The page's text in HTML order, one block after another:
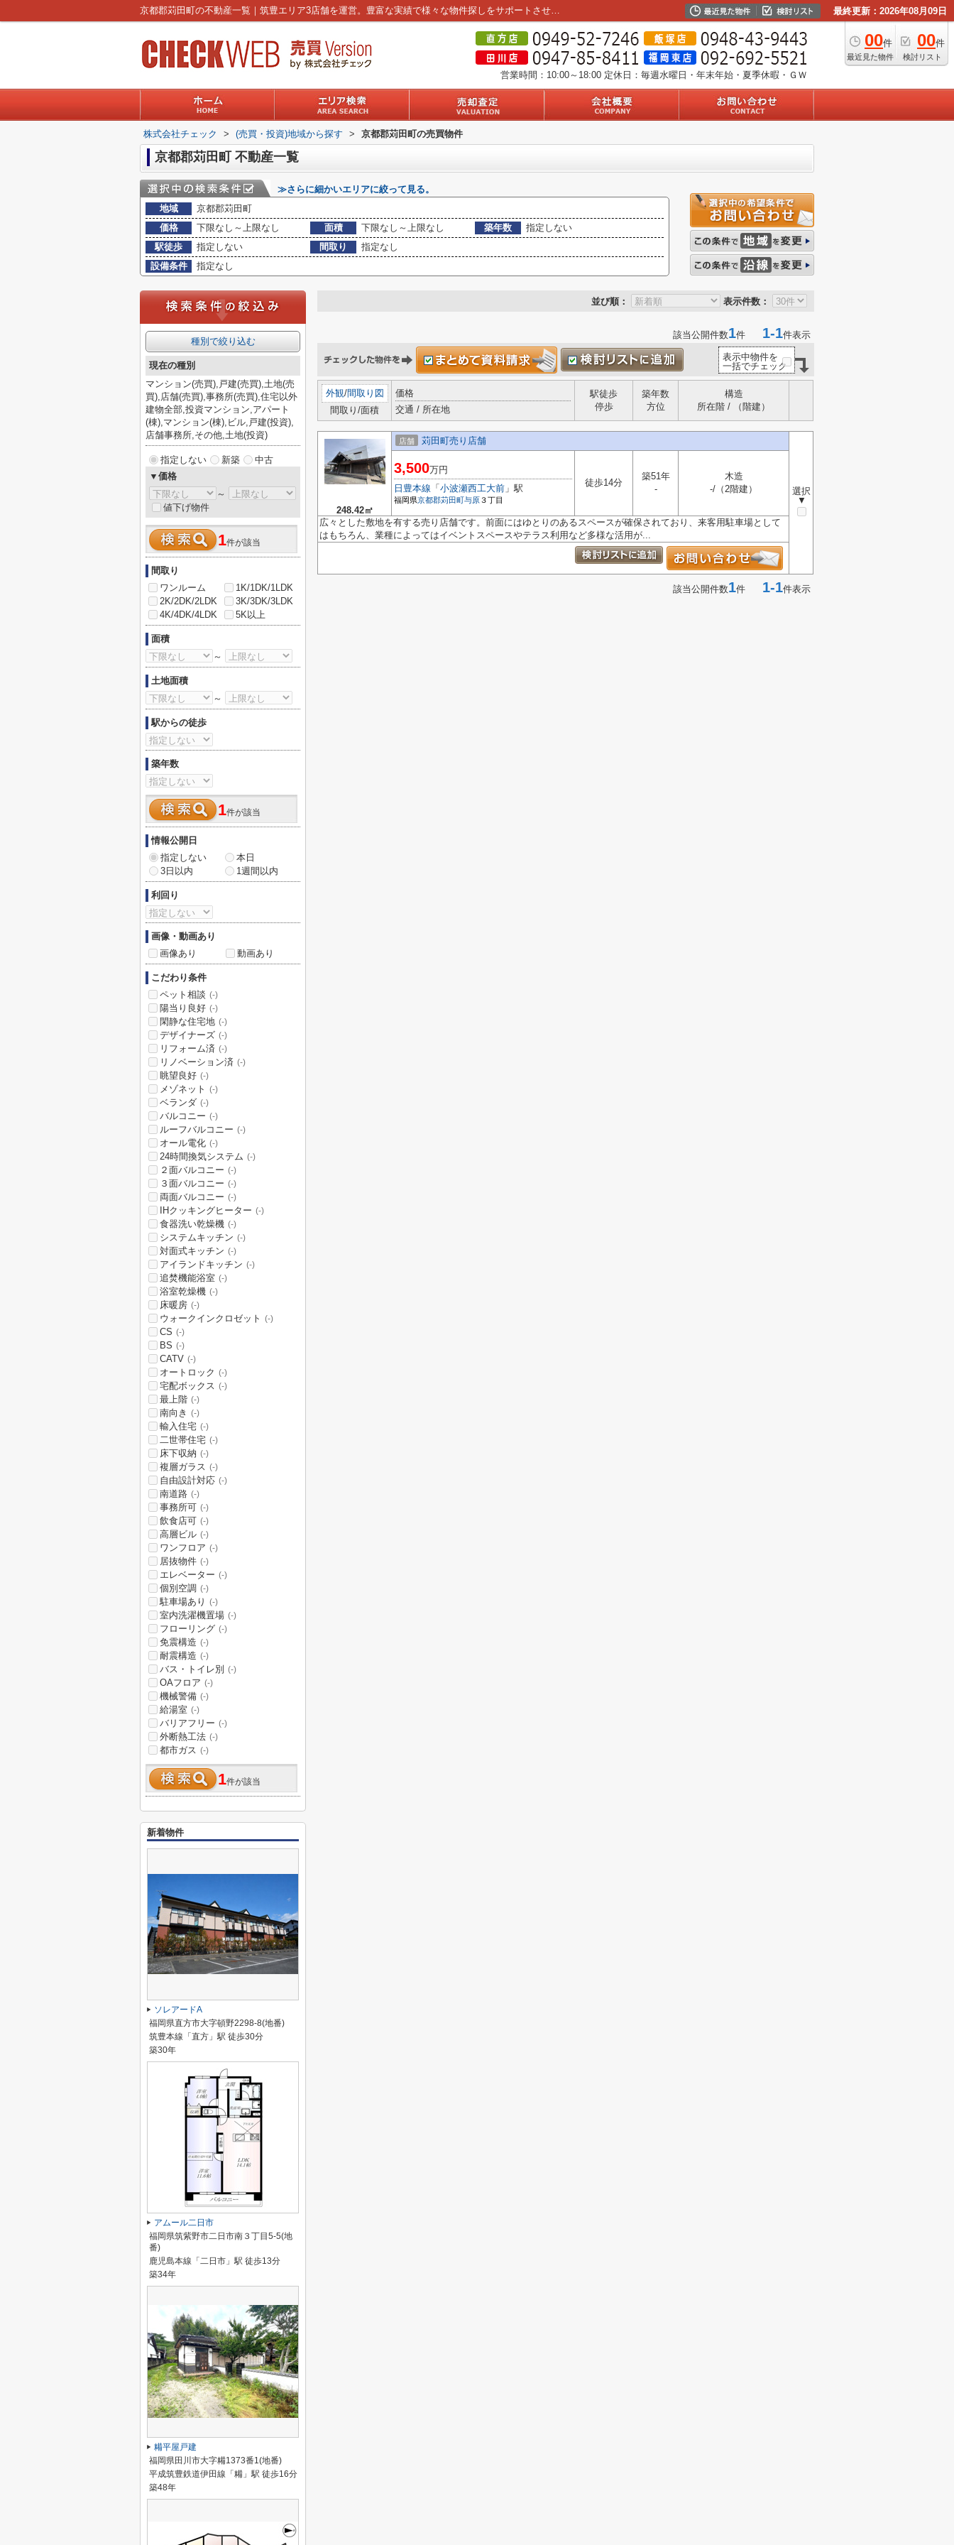
京都郡苅田町の不動産一覧｜筑豊エリア3店舗を運営。豊富な実績で様々な物件探しをサポートさせていただきます。 最終更新：2026年08月09日
00件
最近見た物件
00件
検討リスト
営業時間：10:00～18:00 定休日：毎週水曜日・年末年始・夏季休暇・ＧＷ
株式会社チェック > (売買・投資)地域から探す > 京都郡苅田町の売買物件
京都郡苅田町 不動産一覧
≫さらに細かいエリアに絞って見る。
地域
京都郡苅田町
価格
下限なし～上限なし 面積 下限なし～上限なし 築年数
指定しない
駅徒歩
指定しない 間取り
指定なし
設備条件
指定なし
並び順： 表示件数：
該当公開件数1件 1-1件表示
表示中物件を
一括でチェック
外観/間取り図
間取り/面積
価格
交通 / 所在地
駅徒歩
停歩
築年数
方位
構造
所在階 / （階建）
248.42㎡
店舗 苅田町売り店舗
選択
▼
3,500万円
日豊本線 「 小波瀬西工大前 」駅
福岡県京都郡苅田町与原３丁目
徒歩14分
築51年
-
木造
-/（2階建）
広々とした敷地を有する売り店舗です。前面にはゆとりのあるスペースが確保されており、来客用駐車場として
はもちろん、業種によってはイベントスペースやテラス利用など多様な活用が...
該当公開件数1件 1-1件表示
種別で絞り込む
現在の種別
マンション(売買),戸建(売買),土地(売
買),店舗(売買),事務所(売買),住宅以外
建物全部,投資マンション,アパート
(棟),マンション(棟),ビル,戸建(投資),
店舗事務所,その他,土地(投資)
指定しない 新築
中古
▼価格
～
値下げ物件
1件が該当
間取り
ワンルーム
1K/1DK/1LDK
2K/2DK/2LDK
3K/3DK/3LDK
4K/4DK/4LDK
5K以上
面積
～
土地面積
～
駅からの徒歩
築年数
1件が該当
情報公開日
指定しない
本日
3日以内
1週間以内
利回り
画像・動画あり
画像あり
動画あり
こだわり条件
ペット相談 (-)
陽当り良好 (-)
閑静な住宅地 (-)
デザイナーズ (-)
リフォーム済 (-)
リノベーション済 (-)
眺望良好 (-)
メゾネット (-)
ベランダ (-)
バルコニー (-)
ルーフバルコニー (-)
オール電化 (-)
24時間換気システム (-)
２面バルコニー (-)
３面バルコニー (-)
両面バルコニー (-)
IHクッキングヒーター (-)
食器洗い乾燥機 (-)
システムキッチン (-)
対面式キッチン (-)
アイランドキッチン (-)
追焚機能浴室 (-)
浴室乾燥機 (-)
床暖房 (-)
ウォークインクロゼット (-)
CS (-)
BS (-)
CATV (-)
オートロック (-)
宅配ボックス (-)
最上階 (-)
南向き (-)
輸入住宅 (-)
二世帯住宅 (-)
床下収納 (-)
複層ガラス (-)
自由設計対応 (-)
南道路 (-)
事務所可 (-)
飲食店可 (-)
高層ビル (-)
ワンフロア (-)
居抜物件 (-)
エレベーター (-)
個別空調 (-)
駐車場あり (-)
室内洗濯機置場 (-)
フローリング (-)
免震構造 (-)
耐震構造 (-)
バス・トイレ別 (-)
OAフロア (-)
機械警備 (-)
給湯室 (-)
バリアフリー (-)
外断熱工法 (-)
都市ガス (-)
1件が該当
新着物件
ソレアードA
福岡県直方市大字頓野2298-8(地番)
筑豊本線「直方」駅 徒歩30分
築30年
アムール二日市
福岡県筑紫野市二日市南３丁目5-5(地
番)
鹿児島本線「二日市」駅 徒歩13分
築34年
糒平屋戸建
福岡県田川市大字糒1373番1(地番)
平成筑豊鉄道伊田線「糒」駅 徒歩16分
築48年